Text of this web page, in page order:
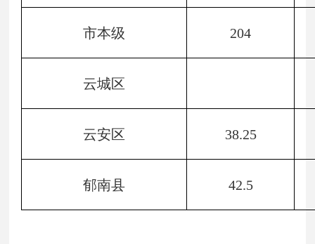
市本级 204
云城区
云安区 38.25
郁南县 42.5